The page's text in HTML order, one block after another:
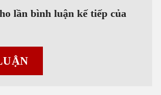
lần bình luận kế tiếp của